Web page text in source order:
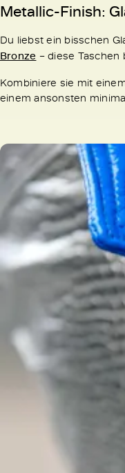
Metallic-Finish:
Du liebst ein bisschen
Bronze – diese
Kombiniere sie mit
einem ansonsten